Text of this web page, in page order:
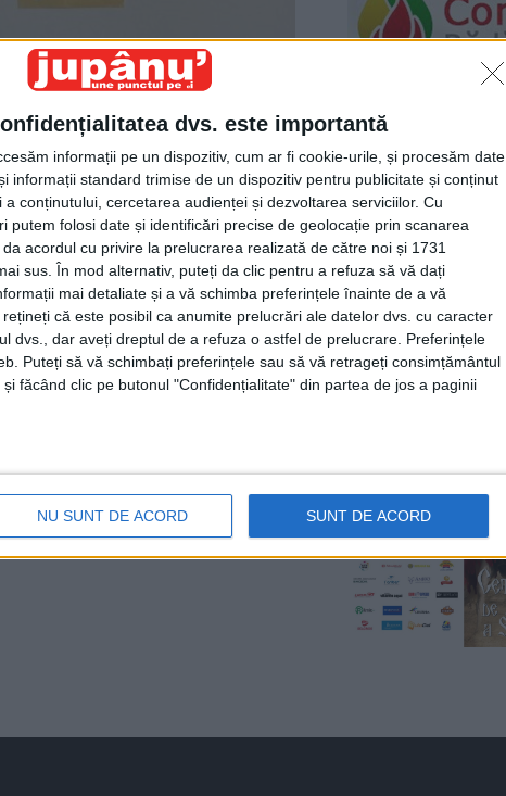
dvs. este importantă
informații pe un dispozitiv, cum ar fi cookie-urile, și procesăm date
informații standard trimise de un dispozitiv pentru publicitate și conținut
conținutului, cercetarea audienței și dezvoltarea serviciilor. Cu
putem folosi date și identificări precise de geolocație prin scanarea
acordul cu privire la prelucrarea realizată de către noi și 1731
sus. În mod alternativ, puteți da clic pentru a refuza să vă dați
mai detaliate și a vă schimba preferințele înainte de a vă
că este posibil ca anumite prelucrări ale datelor dvs. cu caracter
dvs., dar aveți dreptul de a refuza o astfel de prelucrare. Preferințele
Puteți să vă schimbați preferințele sau să vă retrageți consimțământul
făcând clic pe butonul "Confidențialitate" din partea de jos a paginii
NU SUNT DE ACORD SUNT DE ACORD
de Pardon
15 iulie 2025